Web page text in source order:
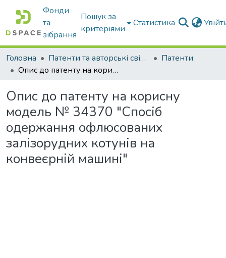
Фонди
та
зібрання
Пошук за
критеріями
Статистика
Головна Патенти та авторські свідоцтва
Патенти
Опис до патенту на корисну модель № 34370 "Спосіб одержання офлюсованих залізорудних котунів на конвеєрній машині"
Опис до патенту на корисну
модель № 34370 "Спосіб
одержання офлюсованих
залізорудних котунів на
конвеєрній машині"